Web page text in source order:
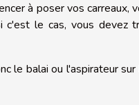
à poser vos carreaux,
le cas, vous devez
le balai ou l'aspirateur